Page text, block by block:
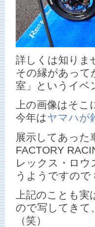
詳しくは知りま
その縁があって
室」というイベ
上の画像はそこ
今年はヤマハが
展示してあった
FACTORY
レックス・ロウ
うようですの
上記のことも実
ので写してきて
（笑）